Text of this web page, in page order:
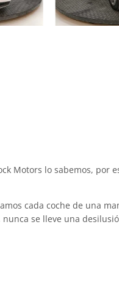
Motors lo sabemos, por
cada coche de una
se lleve una